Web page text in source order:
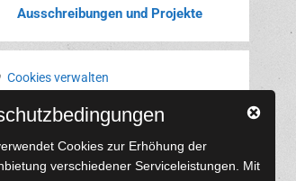
Ausschreibungen und Projekte
Cookies verwalten
YouTube
Tumblr
Pinterest
Instagram
X RSS-Feed
Cookies zur Erhöhung der
verschiedener Serviceleistungen. Mit